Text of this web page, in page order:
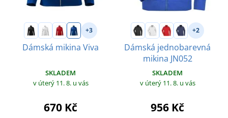
+3
Dámská mikina Viva
SKLADEM
v úterý 11. 8. u vás
670 Kč
+2
Dámská jednobarevná
mikina JN052
SKLADEM
v úterý 11. 8. u vás
956 Kč